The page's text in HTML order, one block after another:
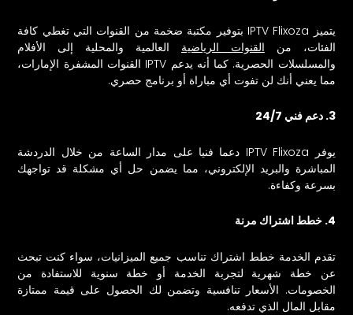
يتميز IPTV Flixoza بتوفير مكتبة ضخمة من القنوات التي تغطي كافة
الفئات، من القنوات الرياضية العالمية والمحلية إلى الأفلام
والمسلسلات الحصرية. كما أنه يدعم IPTV القنوات المشفرة الإمارات،
مما يعني أنك لن تفوت أي مباراة أو برنامج حصري.
3. دعم فني 24/7
يوفر IPTV Flixoza دعما فنيا على مدار الساعة من خلال الدردشة
المباشرة والبريد الإلكتروني، مما يضمن حل أي مشكلة قد تواجهك
بسرعة وكفاءة.
4. خطط اشتراك مرنة
تقدم الخدمة خطط اشتراك تناسب جميع الميزانيات، سواء كنت تبحث
عن خطة شهرية لتجربة الخدمة أو خطة سنوية للاستفادة من
الخصومات. الأسعار تنافسية وتضمن لك الحصول على قيمة ممتازة
مقابل المال الذي تدفعه.